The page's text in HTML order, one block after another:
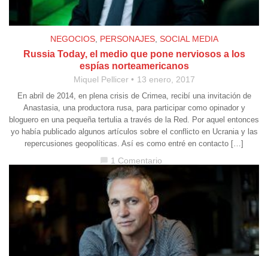
NEGOCIOS, PERSONAJES, SOCIAL MEDIA
Russia Today, el medio que pone nerviosos a los
espías norteamericanos
Miquel Pellicer 13 enero, 2017
En abril de 2014, en plena crisis de Crimea, recibí una invitación de
Anastasia, una productora rusa, para participar como opinador y
bloguero en una pequeña tertulia a través de la Red. Por aquel entonces
yo había publicado algunos artículos sobre el conflicto en Ucrania y las
repercusiones geopolíticas. Así es como entré en contacto […]
chat_bubble 1 Comentario